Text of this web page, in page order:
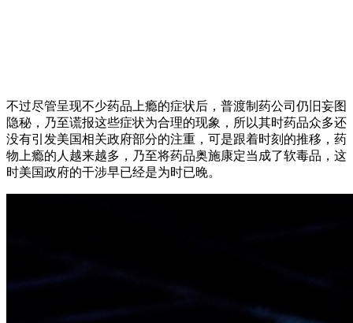
不过尽管呈现不少药品上瘾的症状后，普渡制药公司仍旧妄图
隐秘，乃至谎报这些症状为合理的现象，所以其时药品众多还
没有引发美国相关政府部分的注重，可是跟着时刻的推移，药
物上瘾的人越来越多，乃至将药品奥施康定当成了软毒品，这
时美国政府的干涉早已经是为时已晚。